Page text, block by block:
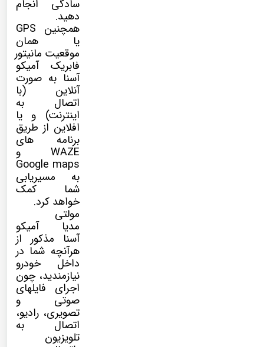
سادگی انجام
دهید.
همچنین GPS
یا همان
موقعیت مانیتور
فابریک آمیکو
آسنا به صورت
آنلاین (با
اتصال به
اینترنت) و یا
افلاین از طریق
برنامه های
WAZE و
Google maps
به مسیریابی
شما کمک
خواهد کرد.
مولتی
مدیاآمیکو
آسنا مذکور از
هرآنچه شما در
داخل خودرو
نیازمندید، چون
اجرای فایلهای
صوتی و
تصویری، رادیو،
اتصال به
تلویزیون